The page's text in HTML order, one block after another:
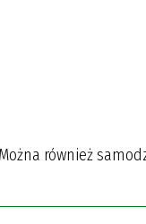
również